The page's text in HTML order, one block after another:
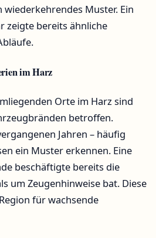
Muster. Ein
zeigte bereits ähnliche
im Harz
Orte im Harz sind
betroffen.
Jahren – häufig
ein Muster erkennen. Eine
beschäftigte bereits die
um Zeugenhinweise bat. Diese
für wachsende